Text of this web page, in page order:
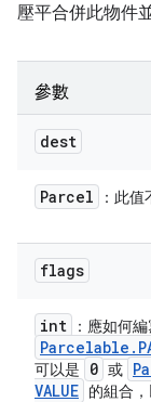
壓平合併此物件
參數
dest
Parcel ：此
flags
int ：應如何
Parcelable .
可以是
0 或
VALUE 的組合